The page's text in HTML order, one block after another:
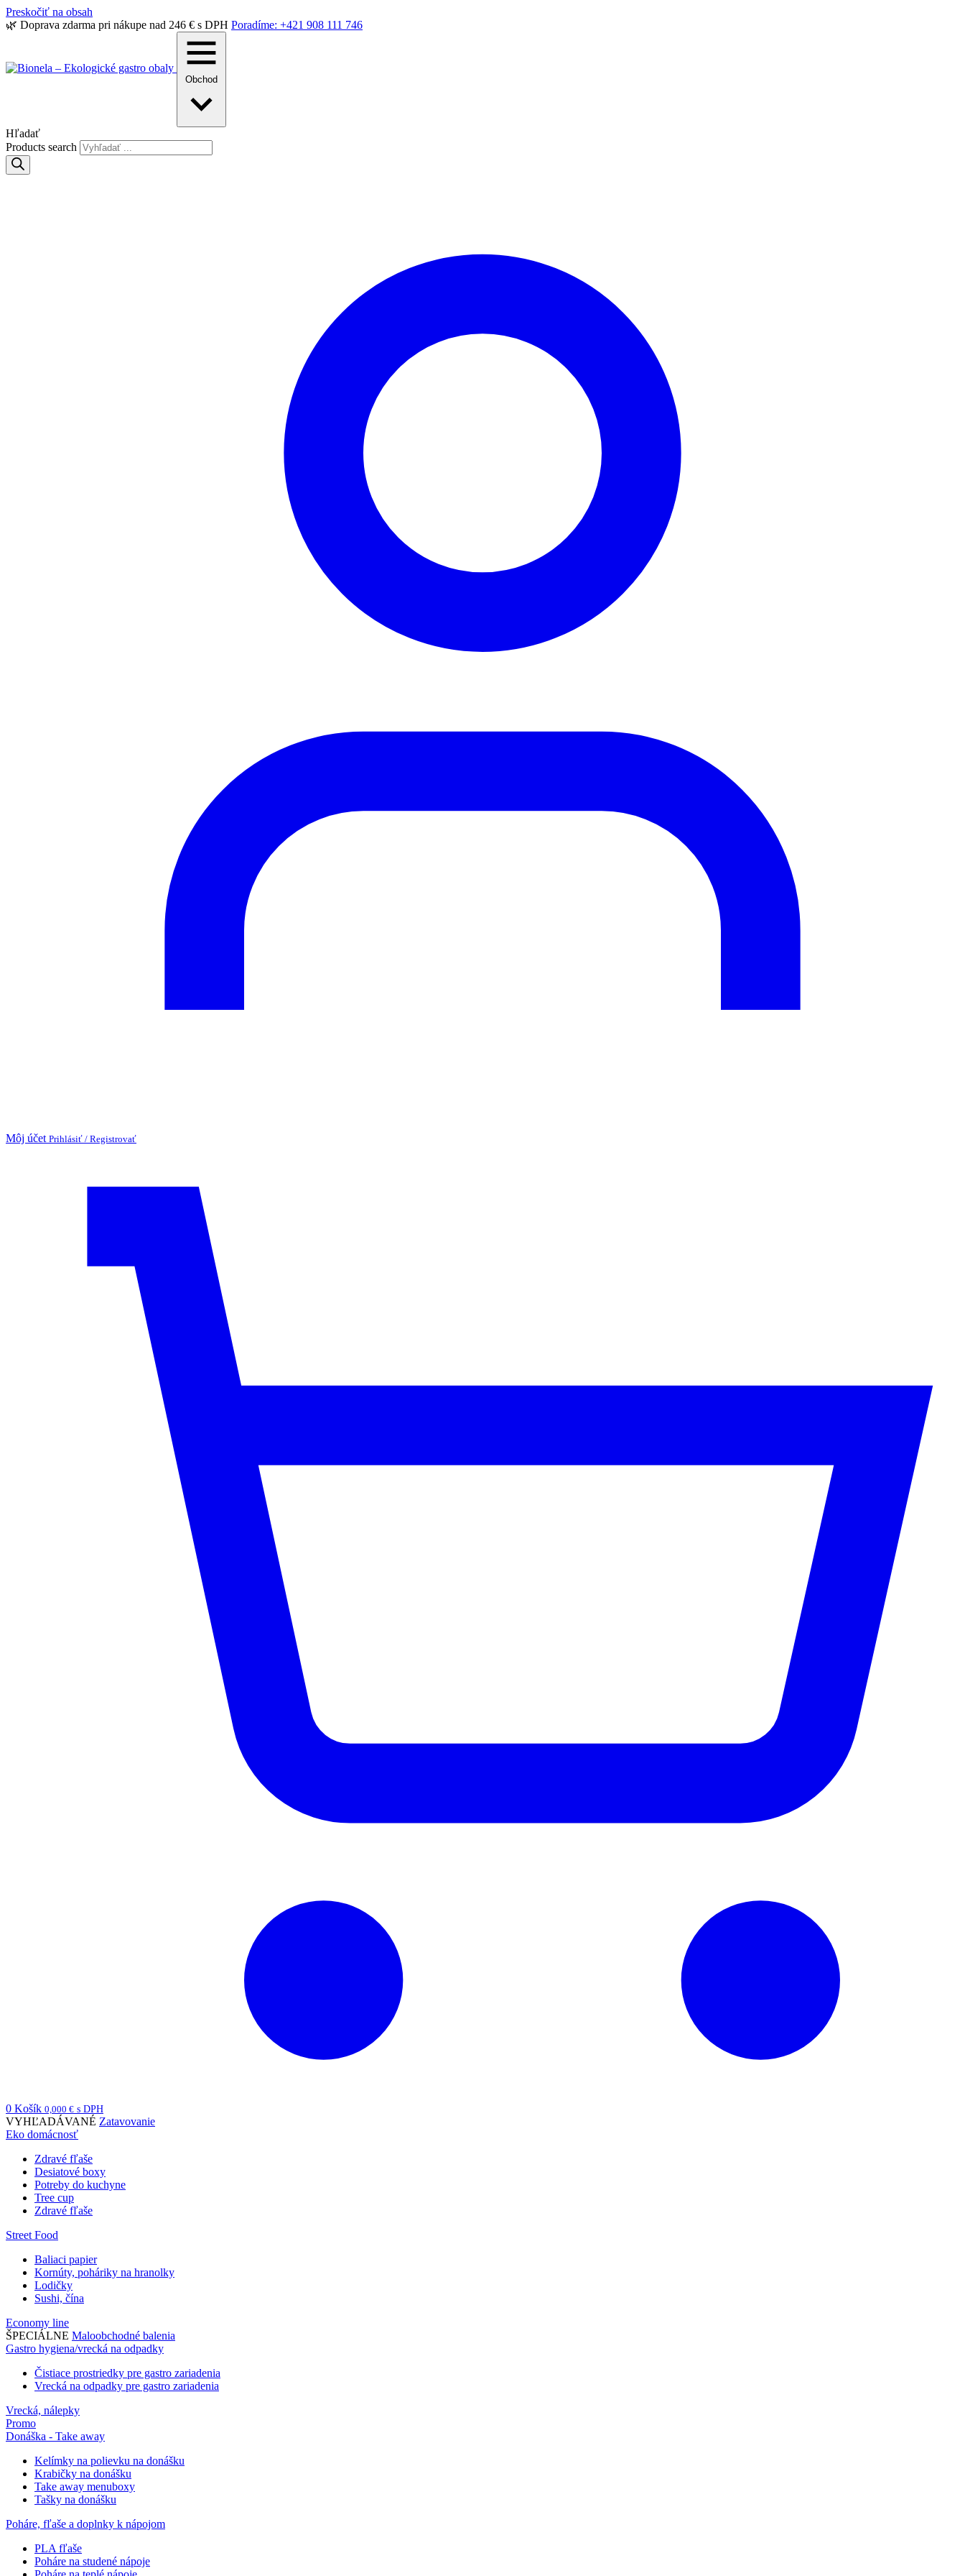
Preskočiť na obsah
🌿 Doprava zdarma pri nákupe nad 246 € s DPH Poradíme: +421 908 111 746
Obchod
Hľadať
Products search
Môj účet Prihlásiť / Registrovať
0 Košík 0,000 € s DPH
VYHĽADÁVANÉ Zatavovanie
Eko domácnosť
Zdravé fľaše
Desiatové boxy
Potreby do kuchyne
Tree cup
Zdravé fľaše
Street Food
Baliaci papier
Kornúty, poháriky na hranolky
Lodičky
Sushi, čína
Economy line
ŠPECIÁLNE Maloobchodné balenia
Gastro hygiena/vrecká na odpadky
Čistiace prostriedky pre gastro zariadenia
Vrecká na odpadky pre gastro zariadenia
Vrecká, nálepky
Promo
Donáška - Take away
Kelímky na polievku na donášku
Krabičky na donášku
Take away menuboxy
Tašky na donášku
Poháre, fľaše a doplnky k nápojom
PLA fľaše
Poháre na studené nápoje